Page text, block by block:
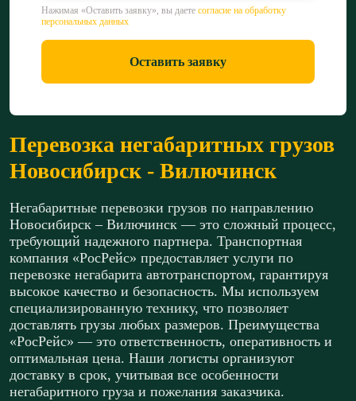
Перевозка негабаритных грузов
Новосибирск - Вилючинск
Негабаритные перевозки грузов по направлению
Новосибирск – Вилючинск — это сложный процесс,
требующий надежного партнера. Транспортная
компания «РосРейс» предоставляет услуги по
перевозке негабарита автотранспортом, гарантируя
высокое качество и безопасность. Мы используем
специализированную технику, что позволяет
доставлять грузы любых размеров. Преимущества
«РосРейс» — это ответственность, оперативность и
оптимальная цена. Наши логисты организуют
доставку в срок, учитывая все особенности
негабаритного груза и пожелания заказчика.
Нажимая «Оставить заявку», вы даете согласие на обработку
персональных данных
Оставить заявку